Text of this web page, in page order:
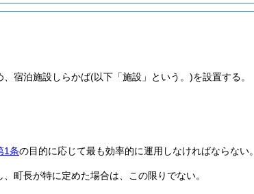
、宿泊施設しらかば(以下「施設」という。)を設置する。
1条の目的に応じて最も効率的に運用しなければならない。
、町長が特に定めた場合は、この限りでない。